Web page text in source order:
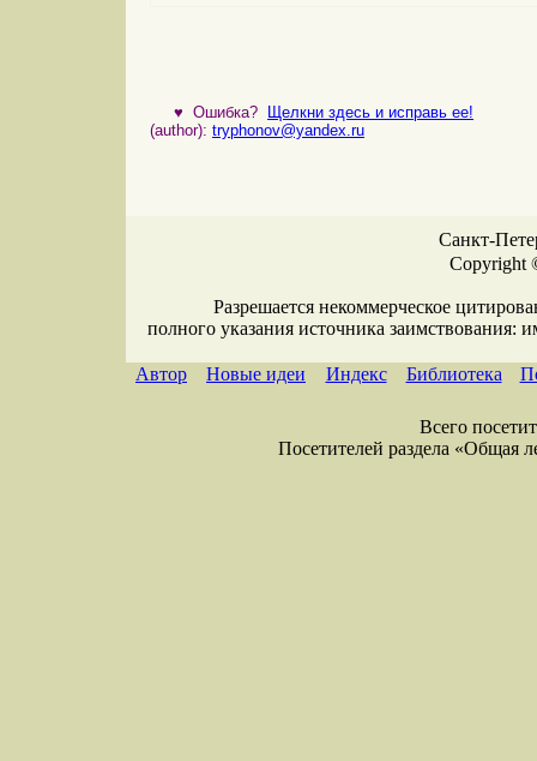
♥ Ошибка?
Щелкни здесь и исправь ее!
(author): tryphonov@yandex.ru
Санкт-
Copyright
Разрешается некоммерческое
полного указания источника заимствования:
Автор Новые идеи Индекс Библиотека
Всего
Посетителей раздела «Общая